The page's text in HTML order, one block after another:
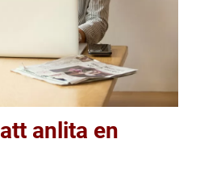
anlita en